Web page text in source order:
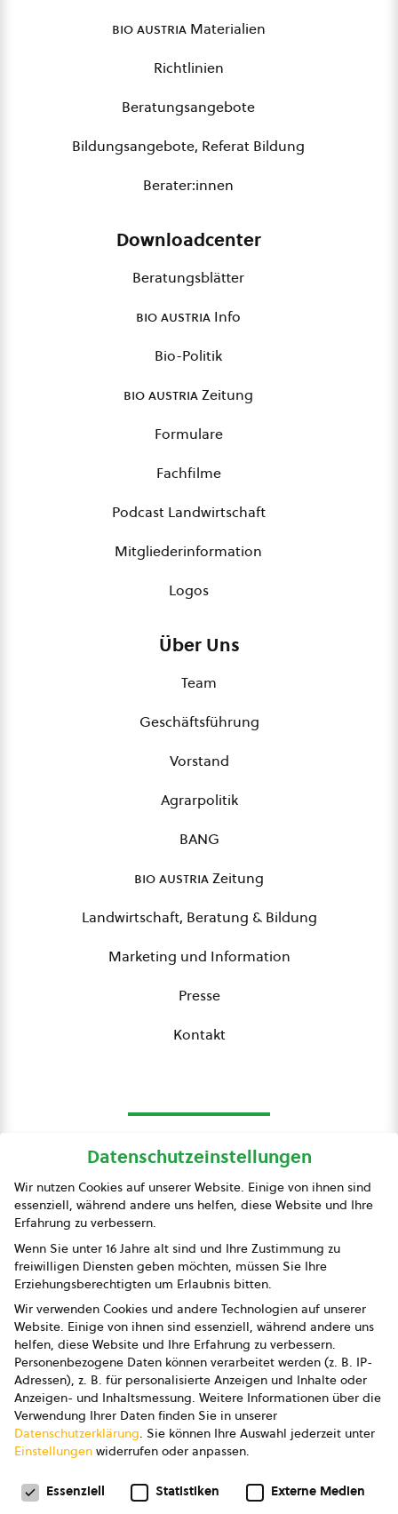
bio austriaMaterialien
Richtlinien
Beratungsangebote
Bildungsangebote, Referat Bildung
Berater:innen
Downloadcenter
Beratungsblätter
bio austria Info
Bio-Politik
bio austriaZeitung
Formulare
Fachfilme
Podcast Landwirtschaft
Mitgliederinformation
Logos
Über Uns
Team
Geschäftsführung
Vorstand
Agrarpolitik
BANG
bio austriaZeitung
Landwirtschaft, Beratung & Bildung
Marketing und Information
Presse
Kontakt
Presse
Impressum
Datenschutz
AGB
AGB Marketing GmbH
AGB Bildung
Newsletter
Datenschutzeinstellungen
Wir nutzen Cookies auf unserer Website. Einige von ihnen sind
essenziell, während andere uns helfen, diese Website und Ihre
Erfahrung zu verbessern.
Wenn Sie unter 16 Jahre alt sind und Ihre Zustimmung zu
freiwilligen Diensten geben möchten, müssen Sie Ihre
Erziehungsberechtigten um Erlaubnis bitten.
Wir verwenden Cookies und andere Technologien auf unserer
Website. Einige von ihnen sind essenziell, während andere uns
helfen, diese Website und Ihre Erfahrung zu verbessern.
Personenbezogene Daten können verarbeitet werden (z. B. IP-
Adressen), z. B. für personalisierte Anzeigen und Inhalte oder
Anzeigen- und Inhaltsmessung. Weitere Informationen über die
Verwendung Ihrer Daten finden Sie in unserer
Datenschutzerklärung. Sie können Ihre Auswahl jederzeit unter
Einstellungen widerrufen oder anpassen.
Datenschutzeinstellungen
Essenziell Statistiken Externe Medien